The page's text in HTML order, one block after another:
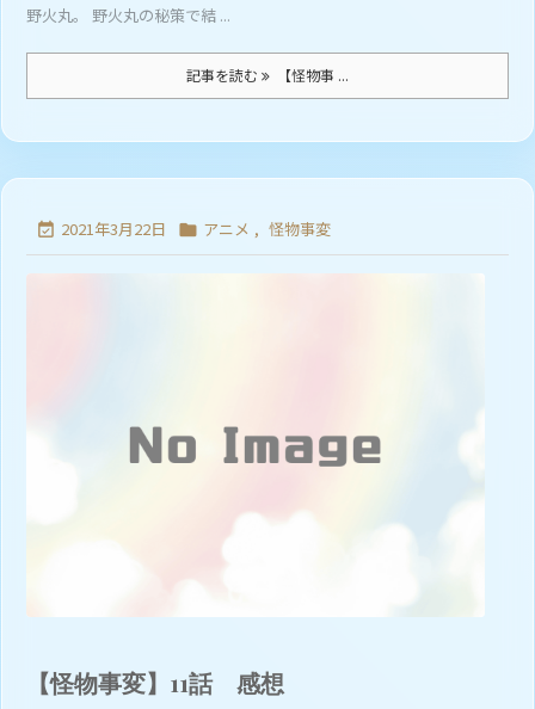
野火丸。 野火丸の秘策で結 ...
記事を読む 【怪物事 ...
 2021年3月22日  アニメ , 怪物事変
【怪物事変】11話 感想